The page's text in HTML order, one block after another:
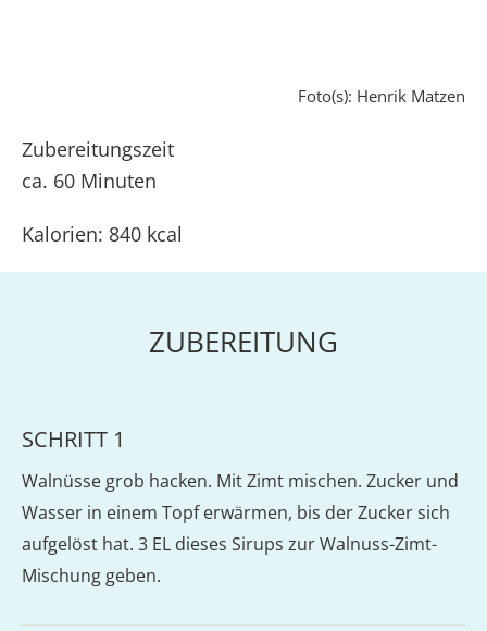
Foto(s): Henrik Matzen
Zubereitungszeit
ca. 60 Minuten
Kalorien: 840 kcal
ZUBEREITUNG
SCHRITT 1
Walnüsse grob hacken. Mit Zimt mischen. Zucker und
Wasser in einem Topf erwärmen, bis der Zucker sich
aufgelöst hat. 3 EL dieses Sirups zur Walnuss-Zimt-
Mischung geben.